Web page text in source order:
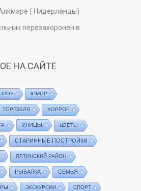
( Нидерланды)
перезахоронен в
НА САЙТЕ
ШОУ ЮМОР
ТОРГОВЛЯ ХОРРОР
УЛИЦЫ ЦВЕТЫ
СТАРИННЫЕ ПОСТРОЙКИ
ЯЛТИНСКИЙ РАЙОН
РЫБАЛКА СЕМЬЯ
ЭКСКУРСИИ СПОРТ